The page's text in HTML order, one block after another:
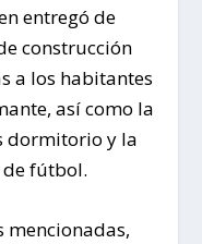
entregó de
construcción
a los habitantes
así como la
dormitorio y la
fútbol.
mencionadas,